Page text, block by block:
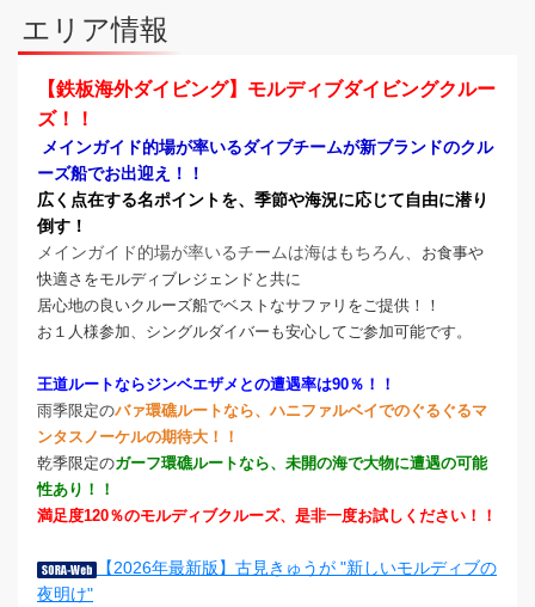
エリア情報
【鉄板海外ダイビング】モルディブダイビングクルー
ズ！！
メインガイド的場が率いるダイブチームが新ブランドのクル
ーズ船でお出迎え！！
広く点在する名ポイントを、季節や海況に応じて自由に潜り
倒す！
メインガイド的場が率いるチームは海はもちろん、 お食事や
快適さをモルディブレジェンドと共に
居心地の良いクルーズ船でベストなサファリをご提供！！
お１人様参加、シングルダイバーも安心してご参加可能です。
王道ルートならジンベエザメとの遭遇率は90％！！
雨季限定のバァ環礁ルートなら、ハニファルベイでのぐるぐるマ
ンタスノーケルの期待大！！
乾季限定のガーフ環礁ルートなら、未開の海で大物に遭遇の可能
性あり！！
満足度120％のモルディブクルーズ、是非一度お試しください！！
【2026年最新版】古見きゅうが "新しいモルディブの
夜明け"